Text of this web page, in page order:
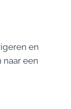
en
een